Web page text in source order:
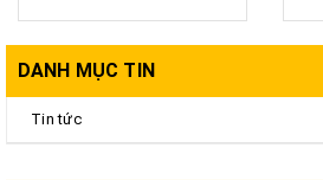
DANH MỤC TIN
Tin tức